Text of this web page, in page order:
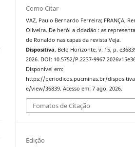
Como Citar
VAZ, Paulo Bernardo Ferreira; FRANÇA,
Oliveira. De herói a cidadão : as
de Ronaldo nas capas da revista Veja.
Dispositiva, Belo Horizonte, v. 15, p.
2026. DOI: 10.5752/P.2237-
Disponível em:
https://periodicos.pucminas.br/
e/view/36839. Acesso em: 7 ago. 2026.
Fomatos de Citação
Edição